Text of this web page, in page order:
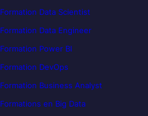
Formation Data Scientist
Formation Data Engineer
Formation Power BI
Formation DevOps
Formation Business Analyst
Formations en Big Data